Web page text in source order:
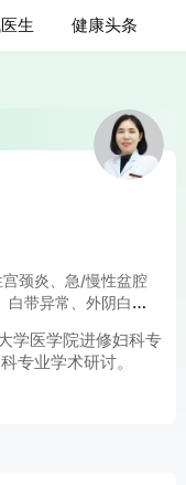
生 健康头条
颈炎、急/慢性盆腔
白带异常、外阴白
补术、阴道紧缩术、
复术等。
学医学院进修妇科专
专业学术研讨。